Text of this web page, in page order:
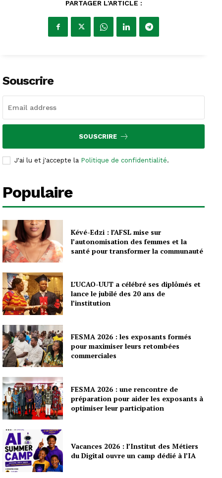
PARTAGER L'ARTICLE :
Souscrire
SOUSCRIRE
J'ai lu et j'accepte la Politique de confidentialité.
Populaire
Kévé-Edzi : l’AFSL mise sur
l’autonomisation des femmes et la
santé pour transformer la communauté
L’UCAO-UUT a célébré ses diplômés et
lance le jubilé des 20 ans de
l’institution
FESMA 2026 : les exposants formés
pour maximiser leurs retombées
commerciales
FESMA 2026 : une rencontre de
préparation pour aider les exposants à
optimiser leur participation
Vacances 2026 : l’Institut des Métiers
du Digital ouvre un camp dédié à l’IA